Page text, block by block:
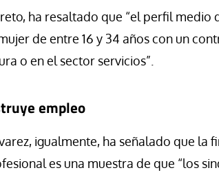
ha resaltado que “el perfil
de entre 16 y 34 años con un
o en el sector servicios”.
empleo
igualmente, ha señalado que la
es una muestra de que “los